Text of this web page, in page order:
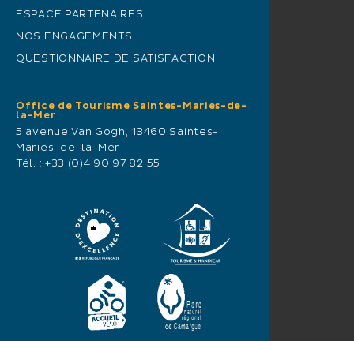
ESPACE PARTENAIRES
NOS ENGAGEMENTS
QUESTIONNAIRE DE SATISFACTION
Office de Tourisme Saintes-Maries-de-
la-Mer
5 avenue Van Gogh, 13460 Saintes-
Maries-de-la-Mer
Tél. : +33 (0)4 90 97 82 55